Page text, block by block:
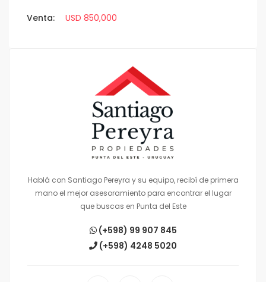
Venta: USD 850,000
Hablá con Santiago Pereyra y su equipo, recibí de primera
mano el mejor asesoramiento para encontrar el lugar
que buscas en Punta del Este
(+598) 99 907 845
(+598) 4248 5020